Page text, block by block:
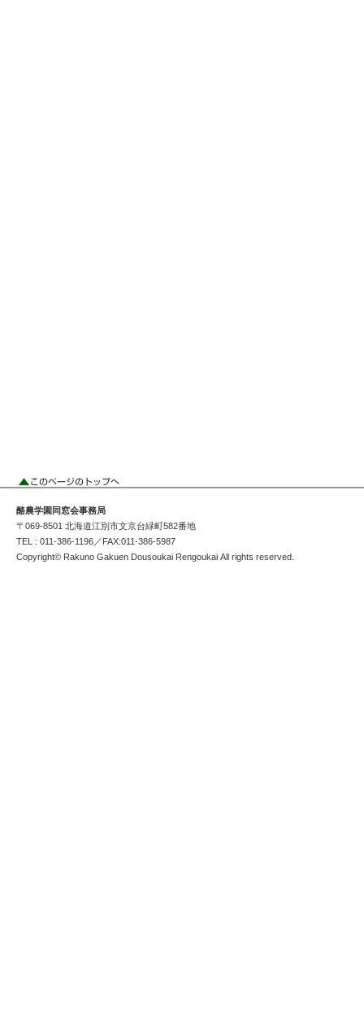
酪農学園同窓会事務局
〒069-8501 北海道江別市文京台緑町582番地
TEL : 011-386-1196／FAX:011-386-5987
Copyright© Rakuno Gakuen Dousoukai Rengoukai All rights reserved.